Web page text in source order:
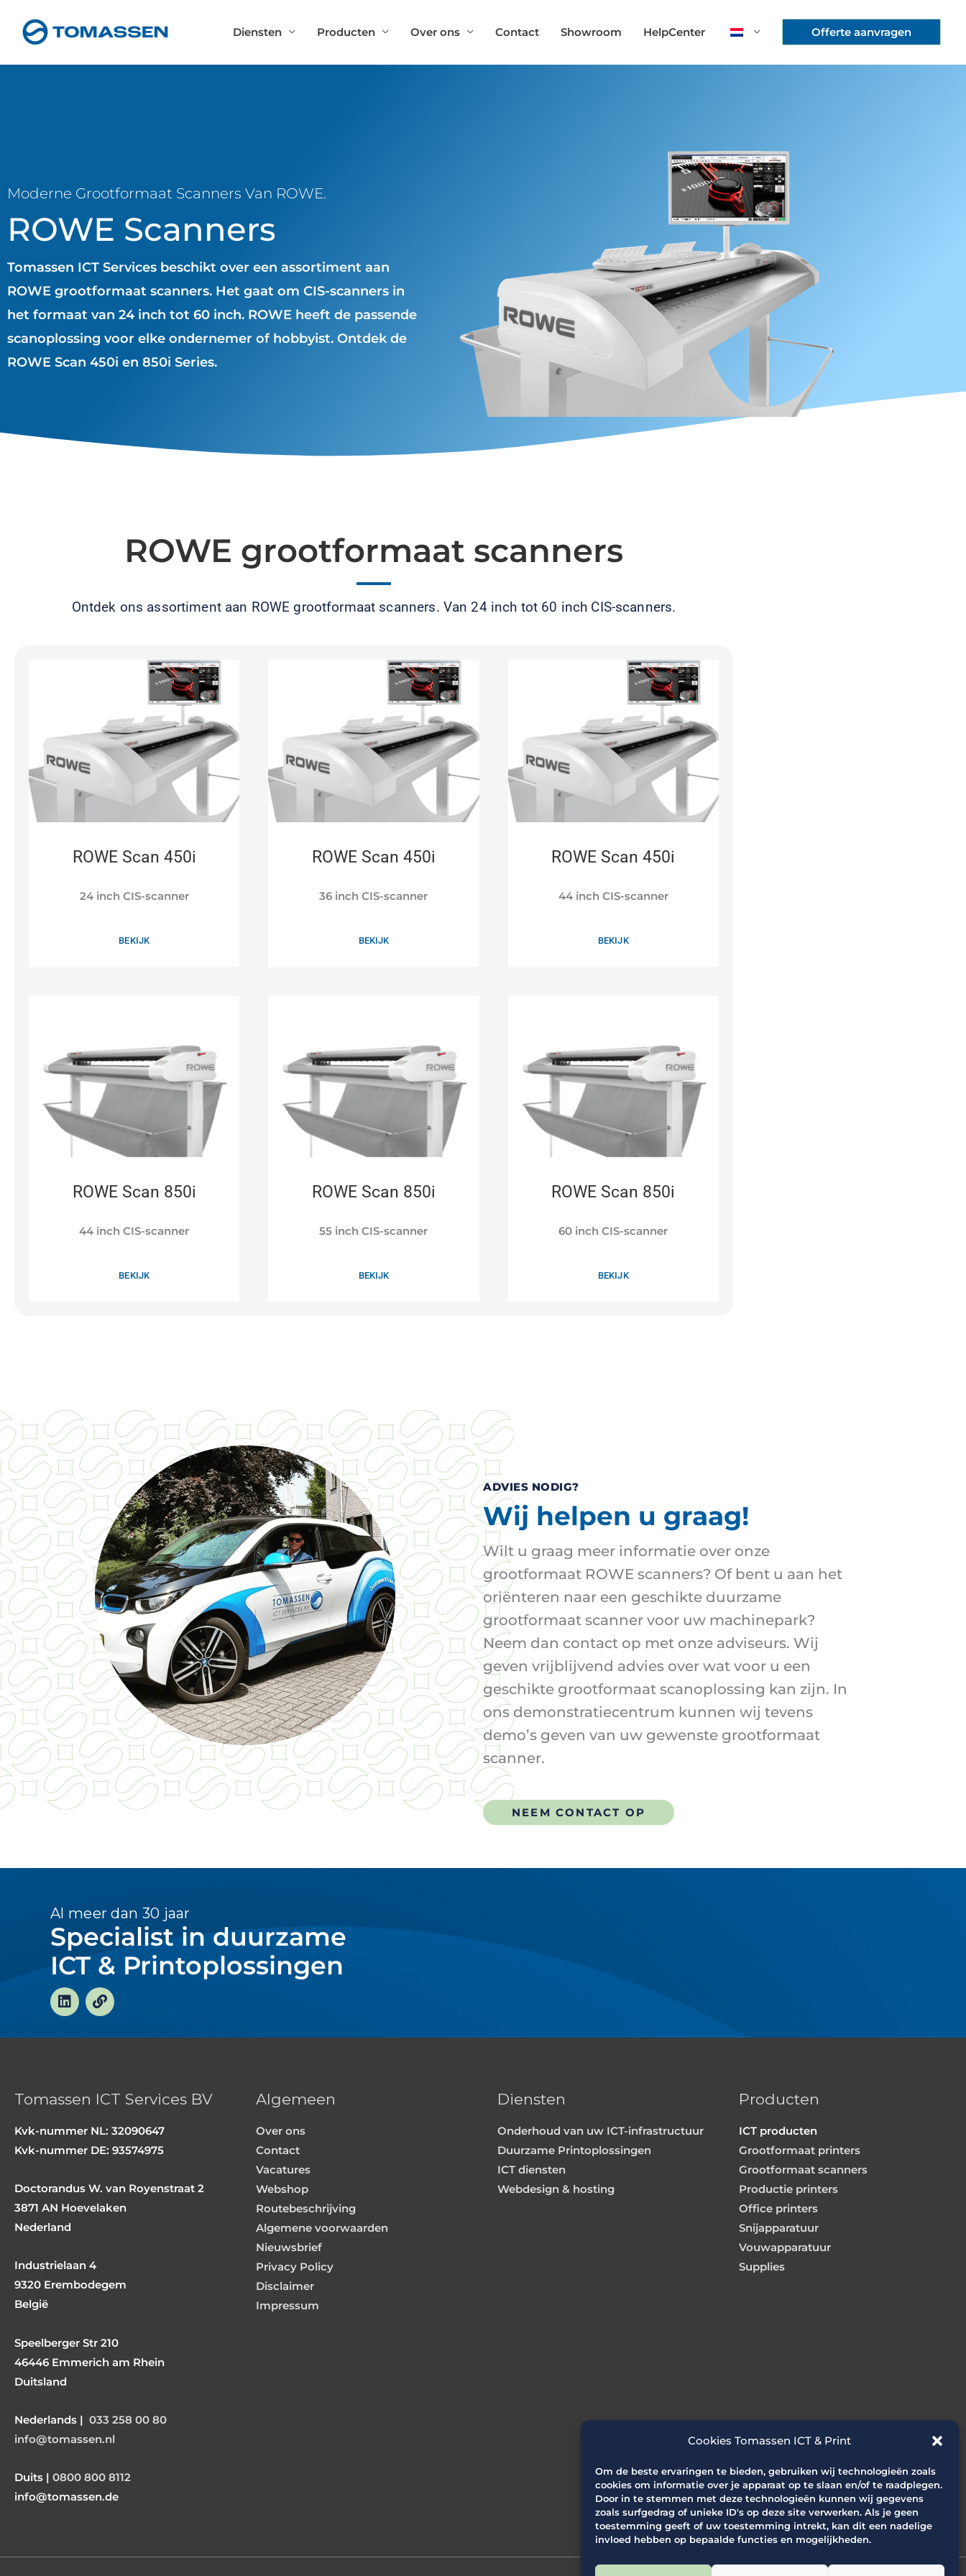
Cookies Tomassen ICT & Print
Om de beste ervaringen te bieden, gebruiken wij technologieën zoals
cookies om informatie over je apparaat op te slaan en/of te raadplegen.
Door in te stemmen met deze technologieën kunnen wij gegevens
zoals surfgedrag of unieke ID's op deze site verwerken. Als je geen
toestemming geeft of uw toestemming intrekt, kan dit een nadelige
invloed hebben op bepaalde functies en mogelijkheden.
naar
inhoud
Diensten Producten Over ons Contact Showroom HelpCenter Offerte aanvragen
Moderne Grootformaat Scanners Van ROWE.
ROWE Scanners
Tomassen ICT Services beschikt over een assortiment aan
ROWE grootformaat scanners. Het gaat om CIS-scanners in
het formaat van 24 inch tot 60 inch. ROWE heeft de passende
scanoplossing voor elke ondernemer of hobbyist. Ontdek de
ROWE Scan 450i en 850i Series.
ROWE grootformaat scanners
Ontdek ons assortiment aan ROWE grootformaat scanners. Van 24 inch tot 60 inch CIS-scanners.
ROWE Scan 450i
24 inch CIS-scanner
BEKIJK
ROWE Scan 450i
36 inch CIS-scanner
BEKIJK
ROWE Scan 450i
44 inch CIS-scanner
BEKIJK
ROWE Scan 850i
44 inch CIS-scanner
BEKIJK
ROWE Scan 850i
55 inch CIS-scanner
BEKIJK
ROWE Scan 850i
60 inch CIS-scanner
BEKIJK
ADVIES NODIG?
Wij helpen u graag!
Wilt u graag meer informatie over onze
grootformaat ROWE scanners? Of bent u aan het
oriënteren naar een geschikte duurzame
grootformaat scanner voor uw machinepark?
Neem dan contact op met onze adviseurs. Wij
geven vrijblijvend advies over wat voor u een
geschikte grootformaat scanoplossing kan zijn. In
ons demonstratiecentrum kunnen wij tevens
demo’s geven van uw gewenste grootformaat
scanner.
NEEM CONTACT OP
Al meer dan 30 jaar
Specialist in duurzame
ICT & Printoplossingen
L
i
k
n
L
i
k
Tomassen ICT Services BV
Kvk-nummer NL: 32090647
Kvk-nummer DE: 93574975
Doctorandus W. van Royenstraat 2
3871 AN Hoevelaken
Nederland
Industrielaan 4
9320 Erembodegem
België
Speelberger Str 210
46446 Emmerich am Rhein
Duitsland
Nederlands | 033 258 00 80
info@tomassen.nl
Duits | 0800 800 8112
info@tomassen.de
Algemeen
Over ons
Contact
Vacatures
Webshop
Routebeschrijving
Algemene voorwaarden
Nieuwsbrief
Privacy Policy
Disclaimer
Impressum
Diensten
Onderhoud van uw ICT-infrastructuur
Duurzame Printoplossingen
ICT diensten
Webdesign & hosting
Producten
ICT producten
Grootformaat printers
Grootformaat scanners
Productie printers
Office printers
Snijapparatuur
Vouwapparatuur
Supplies